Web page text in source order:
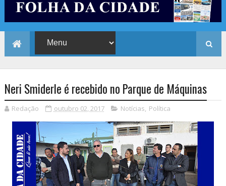
Neri Smiderle é recebido no Parque de Máquinas
Redação outubro 02, 2017 Notícias, Política